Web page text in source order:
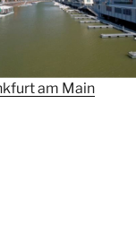
am Main